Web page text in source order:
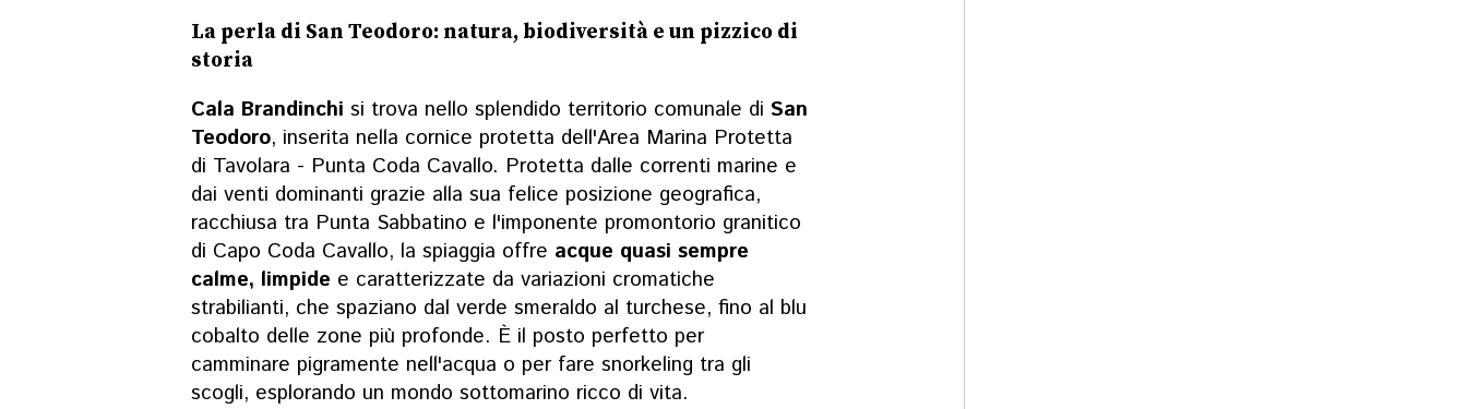
La perla di San Teodoro: natura, biodiversità e un pizzico di
storia
Cala Brandinchi si trova nello splendido territorio comunale di San
Teodoro, inserita nella cornice protetta dell'Area Marina Protetta
di Tavolara - Punta Coda Cavallo. Protetta dalle correnti marine e
dai venti dominanti grazie alla sua felice posizione geografica,
racchiusa tra Punta Sabbatino e l'imponente promontorio granitico
di Capo Coda Cavallo, la spiaggia offre acque quasi sempre
calme, limpide e caratterizzate da variazioni cromatiche
strabilianti, che spaziano dal verde smeraldo al turchese, fino al blu
cobalto delle zone più profonde. È il posto perfetto per
camminare pigramente nell'acqua o per fare snorkeling tra gli
scogli, esplorando un mondo sottomarino ricco di vita.